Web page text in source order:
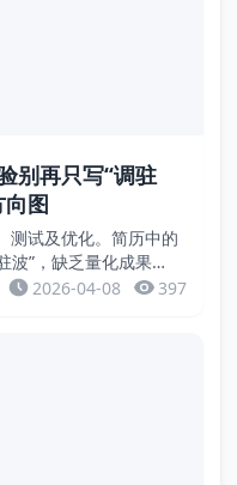
别再只写“调驻
图
测试及优化。简历中的
波”，缺乏量化成果。
、隔离度、方向图等硬
2026-04-08 397